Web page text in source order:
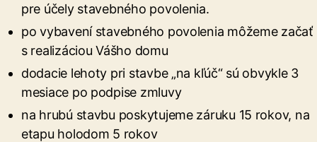
pre účely stavebného povolenia.
po vybavení stavebného povolenia môžeme začať
s realizáciou Vášho domu
dodacie lehoty pri stavbe „na kľúč“ sú obvykle 3
mesiace po podpise zmluvy
na hrubú stavbu poskytujeme záruku 15 rokov, na
etapu holodom 5 rokov